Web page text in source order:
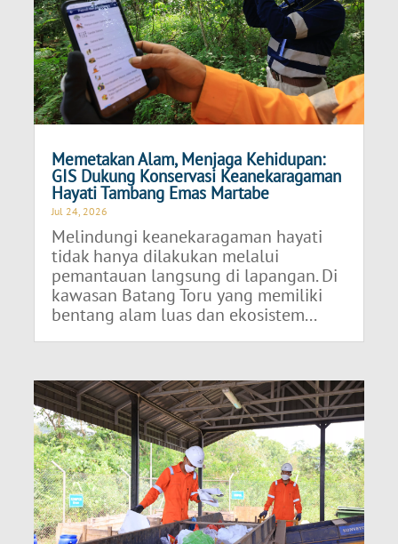
Memetakan Alam, Menjaga Kehidupan:
GIS Dukung Konservasi Keanekaragaman
Hayati Tambang Emas Martabe
Jul 24, 2026
Melindungi keanekaragaman hayati
tidak hanya dilakukan melalui
pemantauan langsung di lapangan. Di
kawasan Batang Toru yang memiliki
bentang alam luas dan ekosistem...